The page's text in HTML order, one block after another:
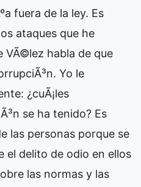
fuera de la ley. Es
ataques que he
VÃ©lez habla de que
Yo le
¿cuÃ¡les
se ha tenido? Es
las personas porque se
el delito de odio en ellos
las normas y las